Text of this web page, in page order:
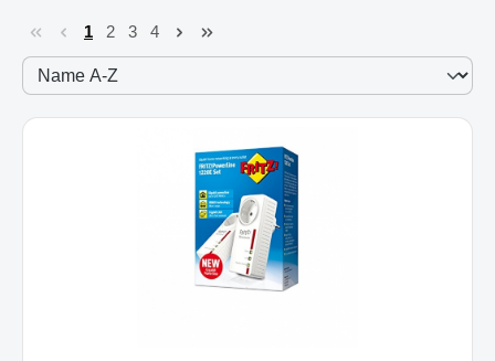
Page
1
Page
2
Page
3
Page
4